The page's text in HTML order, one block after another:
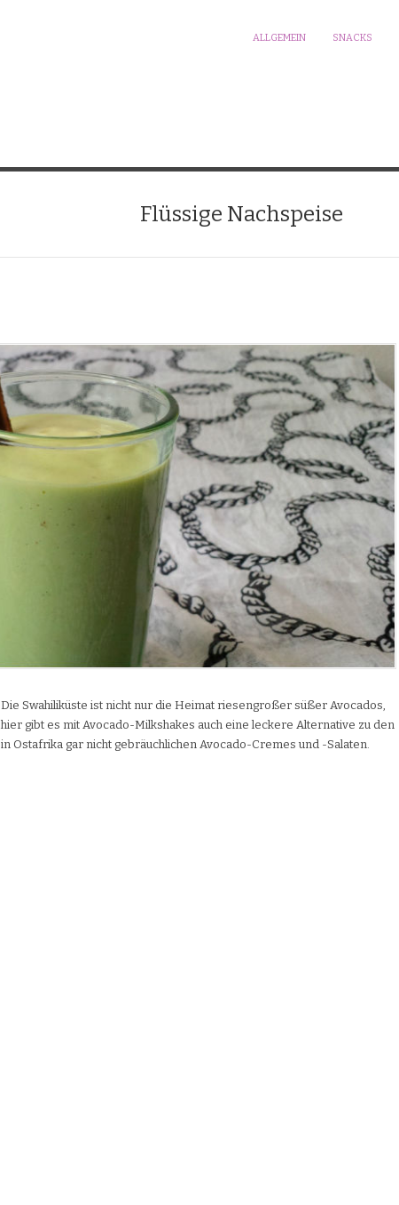
ALLGEMEIN SNACKS
Flüssige Nachspeise
Die Swahiliküste ist nicht nur die Heimat riesengroßer süßer Avocados,
hier gibt es mit Avocado-Milkshakes auch eine leckere Alternative zu den
in Ostafrika gar nicht gebräuchlichen Avocado-Cremes und -Salaten.